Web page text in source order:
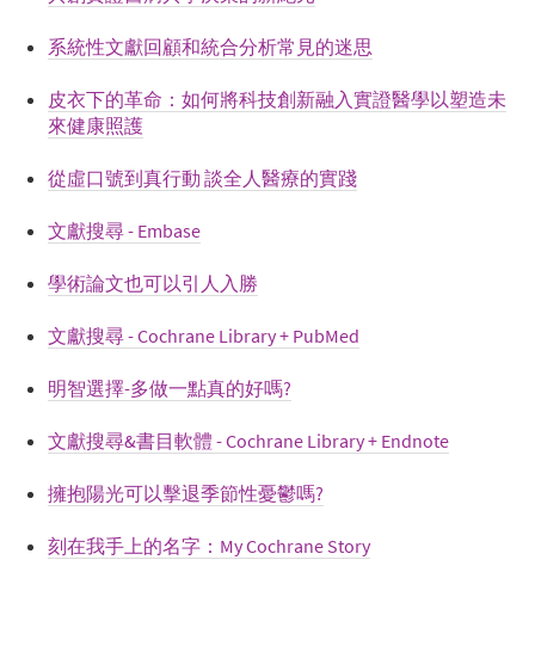
系統性文獻回顧和統合分析常見的迷思
皮衣下的革命：如何將科技創新融入實證醫學以塑造未
來健康照護
從虛口號到真行動 談全人醫療的實踐
文獻搜尋 - Embase
學術論文也可以引人入勝
文獻搜尋 - Cochrane Library + PubMed
明智選擇-多做一點真的好嗎?
文獻搜尋&書目軟體 - Cochrane Library + Endnote
擁抱陽光可以擊退季節性憂鬱嗎?
刻在我手上的名字：My Cochrane Story